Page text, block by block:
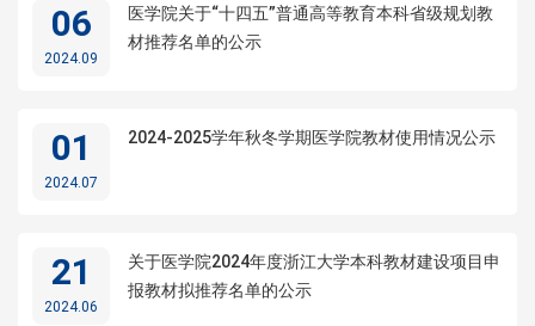
06
2024.09
医学院关于“十四五”普通高等教育本科省级规划教
材推荐名单的公示
01
2024.07
2024-2025学年秋冬学期医学院教材使用情况公示
21
2024.06
关于医学院2024年度浙江大学本科教材建设项目申
报教材拟推荐名单的公示